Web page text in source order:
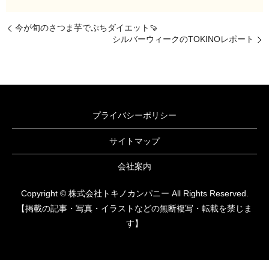
今が旬のさつま芋でぷちダイエット🍠
シルバーウィークのTOKINOレポート
プライバシーポリシー
サイトマップ
会社案内
Copyright © 株式会社トキノカンパニー All Rights Reserved.
【掲載の記事・写真・イラストなどの無断複写・転載を禁じま
す】